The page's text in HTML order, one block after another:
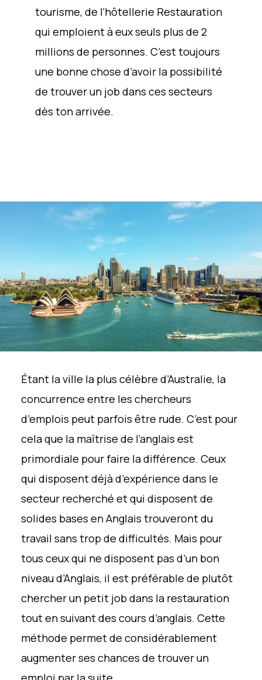
tourisme, de l’hôtellerie Restauration
qui emploient à eux seuls plus de 2
millions de personnes. C’est toujours
une bonne chose d’avoir la possibilité
de trouver un job dans ces secteurs
dès ton arrivée.
Étant la ville la plus célèbre d’Australie, la
concurrence entre les chercheurs
d’emplois peut parfois être rude. C’est pour
cela que la maîtrise de l’anglais est
primordiale pour faire la différence. Ceux
qui disposent déjà d’expérience dans le
secteur recherché et qui disposent de
solides bases en Anglais trouveront du
travail sans trop de difficultés. Mais pour
tous ceux qui ne disposent pas d’un bon
niveau d’Anglais, il est préférable de plutôt
chercher un petit job dans la restauration
tout en suivant des cours d’anglais. Cette
méthode permet de considérablement
augmenter ses chances de trouver un